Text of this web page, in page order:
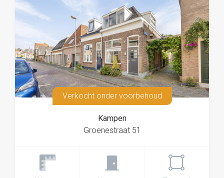
Verkocht onder voorbehoud
Kampen
Groenestraat 51